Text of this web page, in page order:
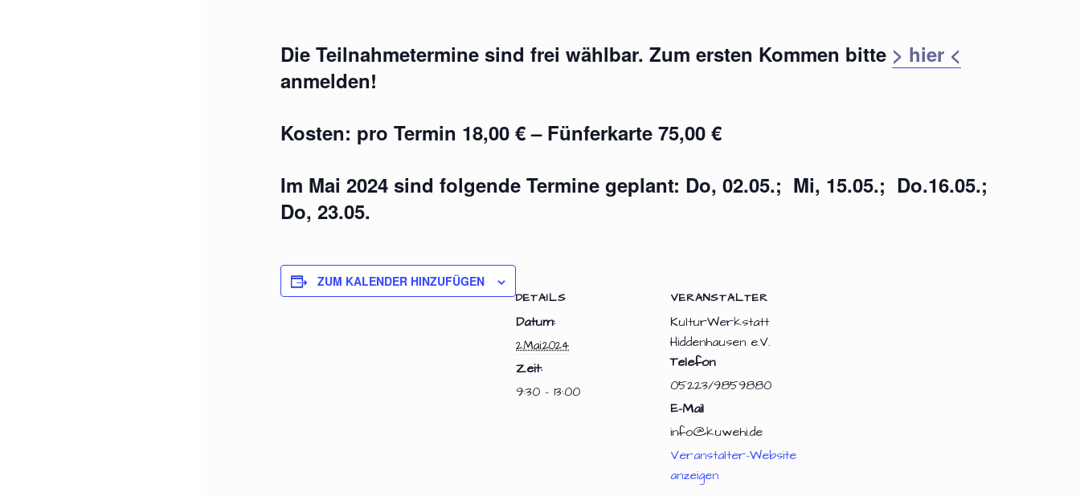
Die Teilnahmetermine sind frei wählbar. Zum ersten Kommen bitte > hier <
anmelden!
Kosten: pro Termin 18,00 € – Fünferkarte 75,00 €
Im Mai 2024 sind folgende Termine geplant: Do, 02.05.; Mi, 15.05.; Do.16.05.;
Do, 23.05.
ZUM KALENDER HINZUFÜGEN
DETAILS
Datum:
2.Mai.2024
Zeit:
9:30 - 13:00
VERANSTALTER
KulturWerkstatt
Hiddenhausen e.V.
Telefon
05223/9859880
E-Mail
info@kuwehi.de
Veranstalter-Website
anzeigen